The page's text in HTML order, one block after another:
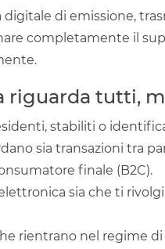
di emissione,
completamente il
riguarda tutti,
stabiliti o
sia transazioni tra
finale (B2C).
sia che ti rivolgi
rientrano nel regime